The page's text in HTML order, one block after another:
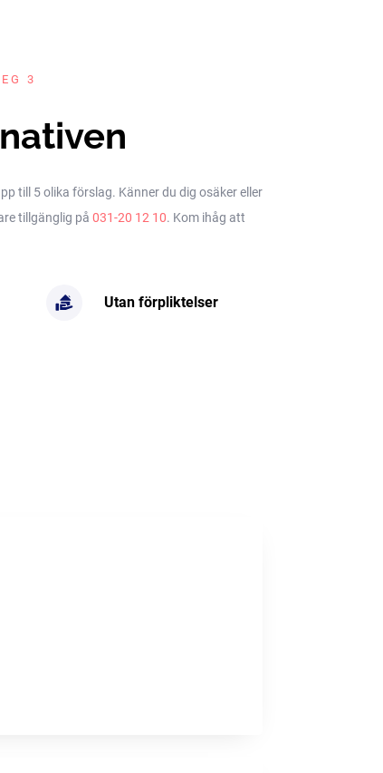
3
till 5 olika förslag. Känner du dig osäker eller
tillgänglig på 031-20 12 10. Kom ihåg att
Utan förpliktelser